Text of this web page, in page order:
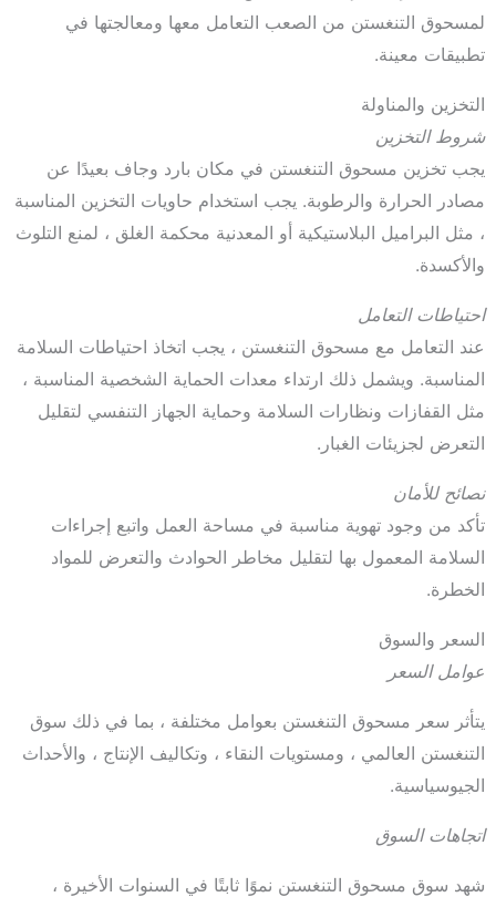
لمسحوق التنغستن من الصعب التعامل معها ومعالجتها في
تطبيقات معينة.
التخزين والمناولة
شروط التخزين
يجب تخزين مسحوق التنغستن في مكان بارد وجاف بعيدًا عن
مصادر الحرارة والرطوبة. يجب استخدام حاويات التخزين المناسبة
، مثل البراميل البلاستيكية أو المعدنية محكمة الغلق ، لمنع التلوث
والأكسدة.
احتياطات التعامل
عند التعامل مع مسحوق التنغستن ، يجب اتخاذ احتياطات السلامة
المناسبة. ويشمل ذلك ارتداء معدات الحماية الشخصية المناسبة ،
مثل القفازات ونظارات السلامة وحماية الجهاز التنفسي لتقليل
التعرض لجزيئات الغبار.
نصائح للأمان
تأكد من وجود تهوية مناسبة في مساحة العمل واتبع إجراءات
السلامة المعمول بها لتقليل مخاطر الحوادث والتعرض للمواد
الخطرة.
السعر والسوق
عوامل السعر
يتأثر سعر مسحوق التنغستن بعوامل مختلفة ، بما في ذلك سوق
التنغستن العالمي ، ومستويات النقاء ، وتكاليف الإنتاج ، والأحداث
الجيوسياسية.
اتجاهات السوق
شهد سوق مسحوق التنغستن نموًا ثابتًا في السنوات الأخيرة ،